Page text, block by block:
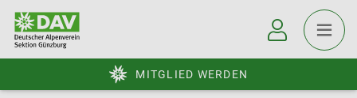
MITGLIED WERDEN